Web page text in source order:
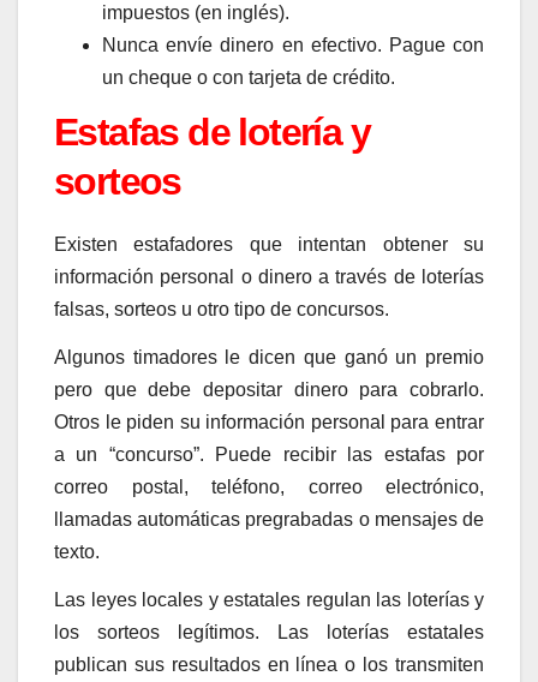
impuestos (en inglés).
Nunca envíe dinero en efectivo. Pague con
un cheque o con tarjeta de crédito.
Estafas de lotería y
sorteos
Existen estafadores que intentan obtener su
información personal o dinero a través de loterías
falsas, sorteos u otro tipo de concursos.
Algunos timadores le dicen que ganó un premio
pero que debe depositar dinero para cobrarlo.
Otros le piden su información personal para entrar
a un “concurso”. Puede recibir las estafas por
correo postal, teléfono, correo electrónico,
llamadas automáticas pregrabadas o mensajes de
texto.
Las leyes locales y estatales regulan las loterías y
los sorteos legítimos. Las loterías estatales
publican sus resultados en línea o los transmiten